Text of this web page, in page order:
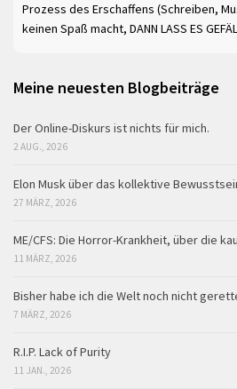
Prozess des Erschaffens (Schreiben,
keinen Spaß macht, DANN LASS ES
Meine neuesten Blogbeiträge
Der Online-Diskurs ist nichts für mich.
2 AUG., 2026
Elon Musk über das kollektive
27 MÄRZ, 2026
ME/CFS: Die Horror-Krankheit, über die
11 MÄRZ, 2026
Bisher habe ich die Welt noch nicht
7 MÄRZ, 2026
R.I.P. Lack of Purity
11 JAN., 2026